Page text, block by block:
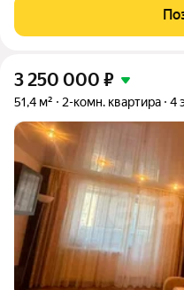
плитка. Квартира уютная и
двор. Тихие и
3 250 000 ₽
51,4 м² 2-комн. квартира 4